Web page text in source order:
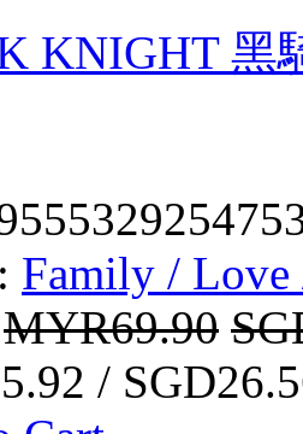
KNIGHT 黑
Family / Love
MYR69.90
/